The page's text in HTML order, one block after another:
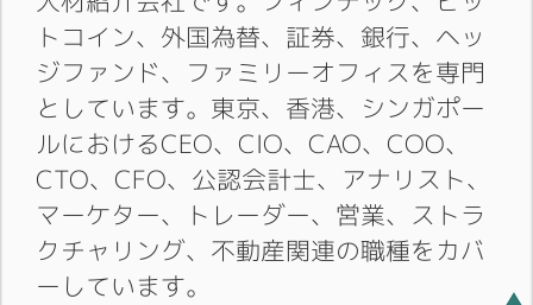
トコイン、外国為替、証券、銀行、ヘッ
ジファンド、ファミリーオフィスを専門
としています。東京、香港、シンガポー
ルにおけるCEO、CIO、CAO、COO、
CTO、CFO、公認会計士、アナリスト、
マーケター、トレーダー、営業、ストラ
クチャリング、不動産関連の職種をカバ
ーしています。